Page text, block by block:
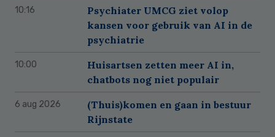
10:16
Psychiater UMCG ziet volop
kansen voor gebruik van AI in de
psychiatrie
10:00
Huisartsen zetten meer AI in,
chatbots nog niet populair
6 aug 2026
(Thuis)komen en gaan in bestuur
Rijnstate